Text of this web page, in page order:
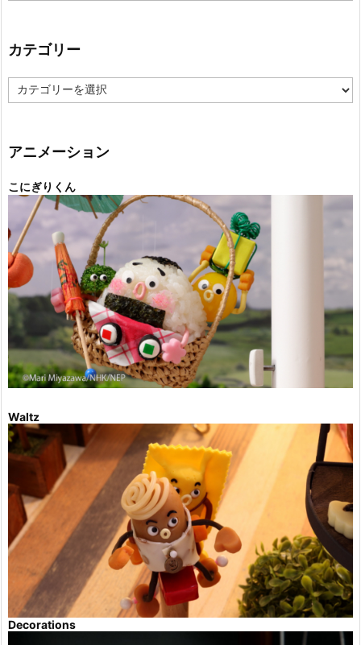
カテゴリー
テ
ー
アニメーション
こにぎりくん
Waltz
Decorations